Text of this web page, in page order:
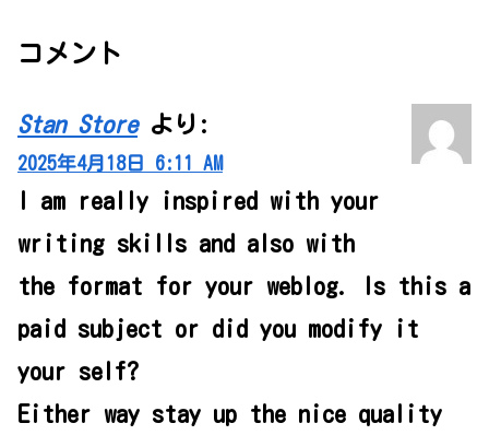
コメント
Stan Store より:
2025年4月18日 6:11 AM
I am really inspired with your
writing skills and also with
the format for your weblog. Is this a
paid subject or did you modify it
your self?
Either way stay up the nice quality